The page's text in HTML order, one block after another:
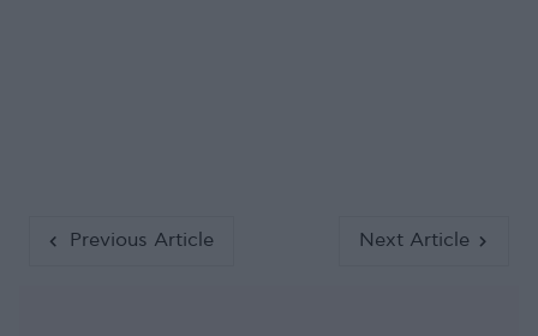
Previous Article Next Article